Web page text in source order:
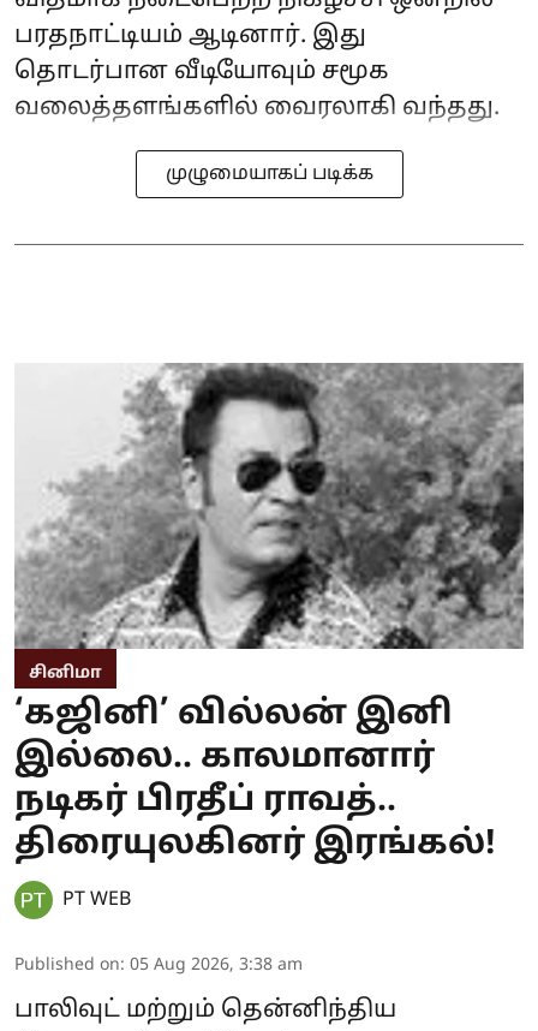
பரதநாட்டியம் ஆடினார். இது
தொடர்பான வீடியோவும் சமூக
வலைத்தளங்களில் வைரலாகி வந்தது.
முழுமையாகப் படிக்க
சினிமா
‘கஜினி’ வில்லன் இனி
இல்லை.. காலமானார்
நடிகர் பிரதீப் ராவத்..
திரையுலகினர் இரங்கல்!
PT WEB
Published on: 05 Aug 2026, 3:38 am
பாலிவுட் மற்றும் தென்னிந்திய